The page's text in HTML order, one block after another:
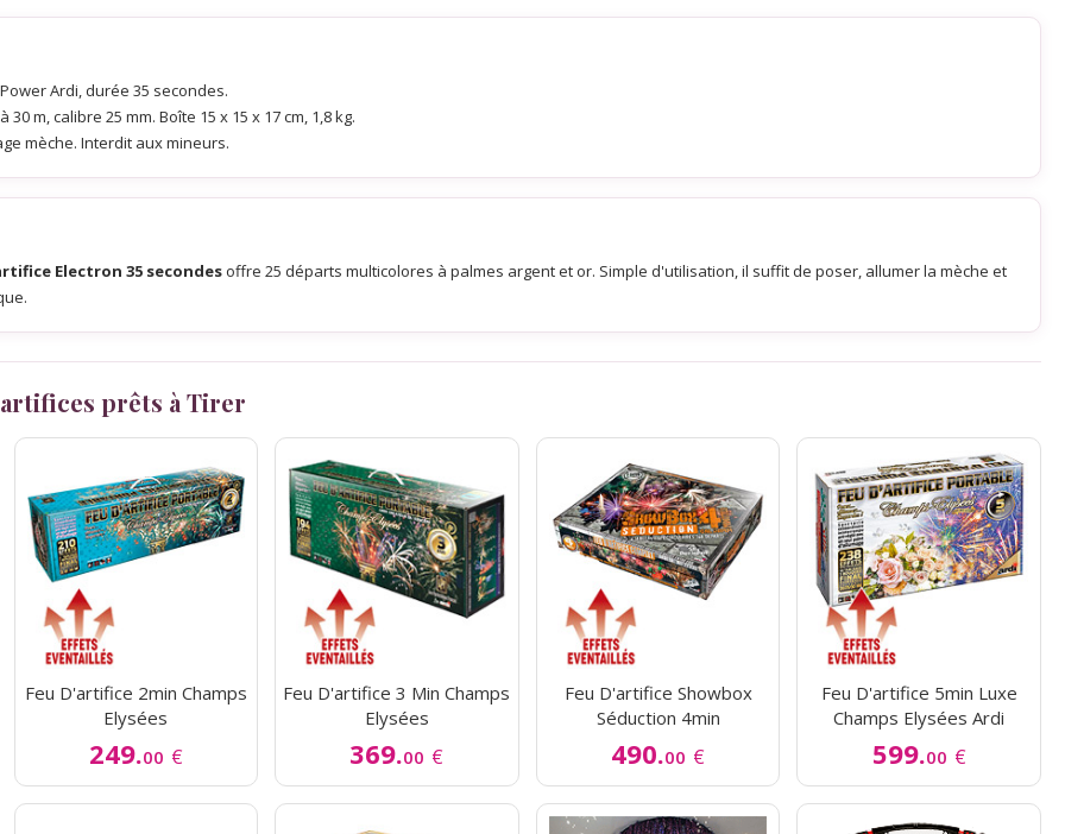
Ardi, durée 35 secondes.
m, calibre 25 mm. Boîte 15 x 15 x 17 cm, 1,8 kg.
mèche. Interdit aux mineurs.
Electron 35 secondes offre 25 départs multicolores à palmes argent et or. Simple d'utilisation, il suffit de poser, allumer la mèche et
prêts à Tirer
Feu D'artifice 2min Champs
Elysées
249.00 €
Feu D'artifice 3 Min Champs
Elysées
369.00 €
Feu D'artifice Showbox
Séduction 4min
490.00 €
Feu D'artifice 5min Luxe
Champs Elysées Ardi
599.00 €